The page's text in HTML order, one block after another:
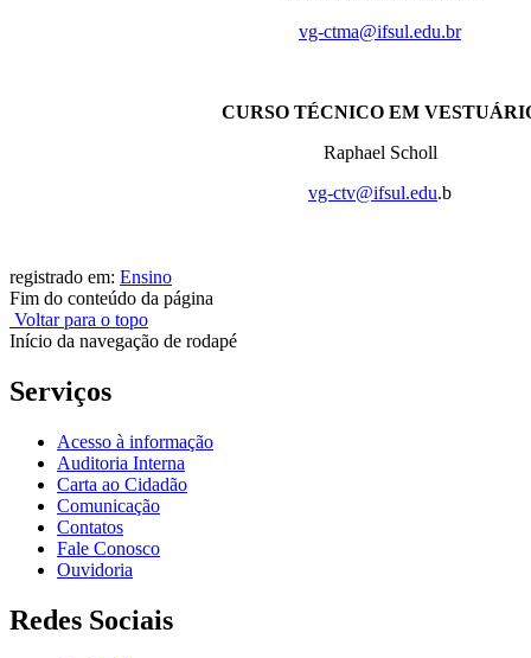
vg-ctma@ifsul.edu.br
CURSO TÉCNICO EM
Raphael Scholl
vg-ctv@ifsul.edu.b
registrado em: Ensino
Fim do conteúdo da página
Voltar para o topo
Início da navegação de rodapé
Serviços
Acesso à informação
Auditoria Interna
Carta ao Cidadão
Comunicação
Contatos
Fale Conosco
Ouvidoria
Redes Sociais